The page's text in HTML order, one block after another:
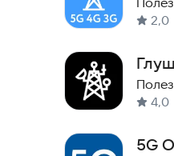
2,0
4,0
5G